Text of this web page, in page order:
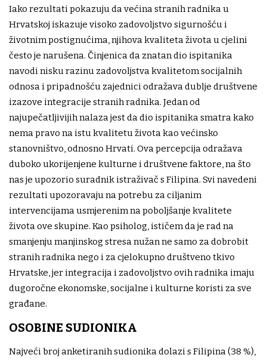
Iako rezultati pokazuju da većina stranih radnika u
Hrvatskoj iskazuje visoko zadovoljstvo sigurnošću i
životnim postignućima, njihova kvaliteta života u cjelini
često je narušena. Činjenica da znatan dio ispitanika
navodi nisku razinu zadovoljstva kvalitetom socijalnih
odnosa i pripadnošću zajednici odražava dublje društvene
izazove integracije stranih radnika. Jedan od
najupečatljivijih nalaza jest da dio ispitanika smatra kako
nema pravo na istu kvalitetu života kao većinsko
stanovništvo, odnosno Hrvati. Ova percepcija odražava
duboko ukorijenjene kulturne i društvene faktore, na što
nas je upozorio suradnik istraživač s Filipina. Svi navedeni
rezultati upozoravaju na potrebu za ciljanim
intervencijama usmjerenim na poboljšanje kvalitete
života ove skupine. Kao psiholog, ističem da je rad na
smanjenju manjinskog stresa nužan ne samo za dobrobit
stranih radnika nego i za cjelokupno društveno tkivo
Hrvatske, jer integracija i zadovoljstvo ovih radnika imaju
dugoročne ekonomske, socijalne i kulturne koristi za sve
građane.
OSOBINE SUDIONIKA
Najveći broj anketiranih sudionika dolazi s Filipina (38 %),